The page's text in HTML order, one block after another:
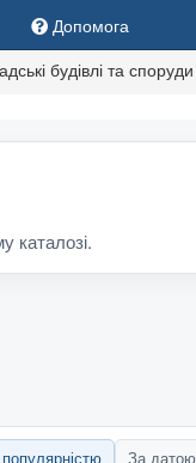
Допомога
будівлі та споруди
каталозі.
За